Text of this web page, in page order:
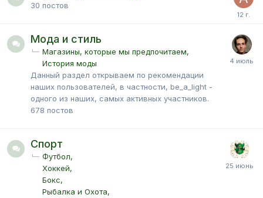
30 постов
Мода и стиль
Магазины, которые мы предпочитаем
История моды
Данный раздел открываем по рекомендации
наших пользователей, в частности, be_a_light -
одного из наших, самых активных участников.
678 постов
Спорт
Футбол
Хоккей
Бокс
Рыбалка и Охота